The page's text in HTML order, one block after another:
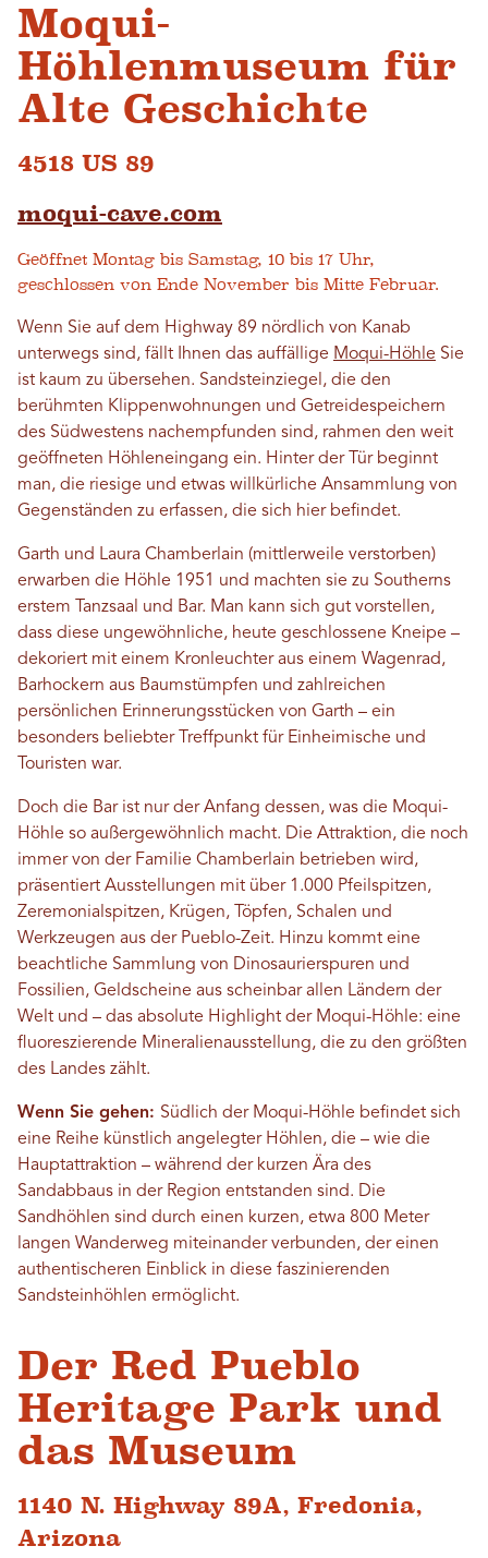
Moqui-
Höhlenmuseum für
Alte Geschichte
4518 US 89
moqui-cave.com
Geöffnet Montag bis Samstag, 10 bis 17 Uhr,
geschlossen von Ende November bis Mitte Februar.
Wenn Sie auf dem Highway 89 nördlich von Kanab
unterwegs sind, fällt Ihnen das auffällige Moqui-Höhle Sie
ist kaum zu übersehen. Sandsteinziegel, die den
berühmten Klippenwohnungen und Getreidespeichern
des Südwestens nachempfunden sind, rahmen den weit
geöffneten Höhleneingang ein. Hinter der Tür beginnt
man, die riesige und etwas willkürliche Ansammlung von
Gegenständen zu erfassen, die sich hier befindet.
Garth und Laura Chamberlain (mittlerweile verstorben)
erwarben die Höhle 1951 und machten sie zu Southerns
erstem Tanzsaal und Bar. Man kann sich gut vorstellen,
dass diese ungewöhnliche, heute geschlossene Kneipe –
dekoriert mit einem Kronleuchter aus einem Wagenrad,
Barhockern aus Baumstümpfen und zahlreichen
persönlichen Erinnerungsstücken von Garth – ein
besonders beliebter Treffpunkt für Einheimische und
Touristen war.
Doch die Bar ist nur der Anfang dessen, was die Moqui-
Höhle so außergewöhnlich macht. Die Attraktion, die noch
immer von der Familie Chamberlain betrieben wird,
präsentiert Ausstellungen mit über 1.000 Pfeilspitzen,
Zeremonialspitzen, Krügen, Töpfen, Schalen und
Werkzeugen aus der Pueblo-Zeit. Hinzu kommt eine
beachtliche Sammlung von Dinosaurierspuren und
Fossilien, Geldscheine aus scheinbar allen Ländern der
Welt und – das absolute Highlight der Moqui-Höhle: eine
fluoreszierende Mineralienausstellung, die zu den größten
des Landes zählt.
Wenn Sie gehen: Südlich der Moqui-Höhle befindet sich
eine Reihe künstlich angelegter Höhlen, die – wie die
Hauptattraktion – während der kurzen Ära des
Sandabbaus in der Region entstanden sind. Die
Sandhöhlen sind durch einen kurzen, etwa 800 Meter
langen Wanderweg miteinander verbunden, der einen
authentischeren Einblick in diese faszinierenden
Sandsteinhöhlen ermöglicht.
Der Red Pueblo
Heritage Park und
das Museum
1140 N. Highway 89A, Fredonia,
Arizona